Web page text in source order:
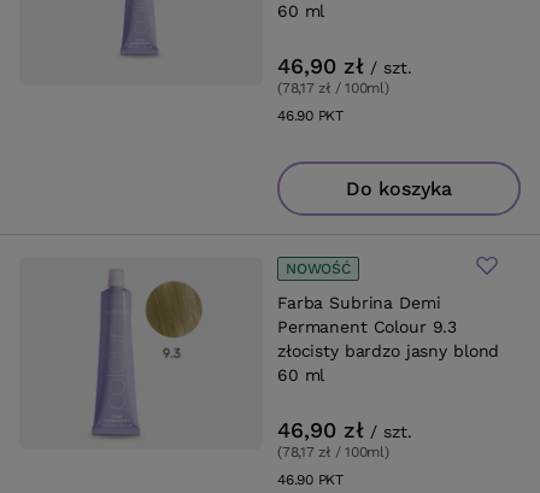
60 ml
46,90 zł / szt.
(78,17 zł / 100ml)
46.90PKTpunktów
Do koszyka
Farba Subrina Demi
Permanent Colour 9.3
złocisty bardzo jasny blond
60 ml
NOWOŚĆ
46,90 zł / szt.
(78,17 zł / 100ml)
46.90PKTpunktów